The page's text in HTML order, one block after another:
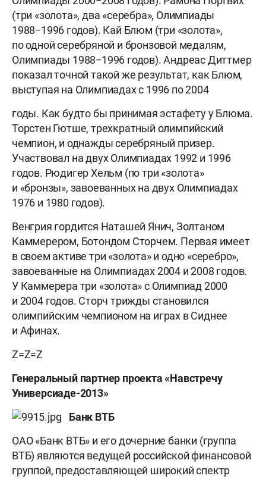
(три «золота», два «серебра», Олимпиады
1988−1996 годов). Кай Блюм (три «золота»,
по одной серебряной и бронзовой медалям,
Олимпиады 1988−1996 годов). Андреас Диттмер
показал точной такой же результат, как Блюм,
выступая на Олимпиадах с 1996 по 2004
годы. Как будто бы принимая эстафету у Блюма.
Торстен Гютше, трехкратный олимпийский
чемпион, и однажды серебряный призер.
Участвовал на двух Олимпиадах 1992 и 1996
годов. Рюдигер Хельм (по три «золота»
и «бронзы», завоеванных на двух Олимпиадах
1976 и 1980 годов).
Венгрия гордится Наташей Янич, Золтаном
Каммерером, Ботондом Сторчем. Первая имеет
в своем активе три «золота» и одно «серебро»,
завоеванные на Олимпиадах 2004 и 2008 годов.
У Каммерера три «золота» с Олимпиад 2000
и 2004 годов. Сторч трижды становился
олимпийским чемпионом на играх в Сиднее
и Афинах.
Z=Z=Z
Генеральный партнер проекта «Навстречу
Универсиаде-2013»
Банк ВТБ
ОАО «Банк ВТБ» и его дочерние банки (группа
ВТБ) являются ведущей российской финансовой
группой, предоставляющей широкий спектр